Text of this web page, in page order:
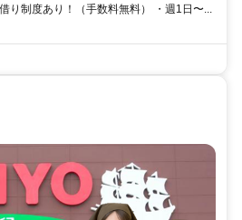
り制度あり！（手数料無料） ・週1日〜...